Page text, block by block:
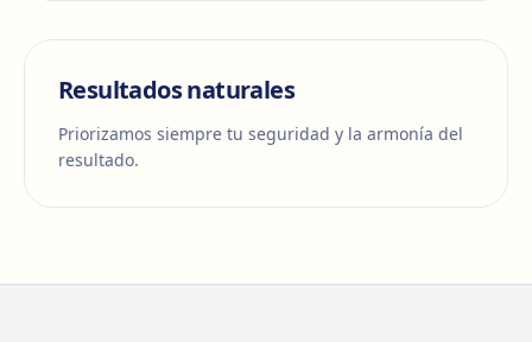
Resultados naturales
Priorizamos siempre tu seguridad y la armonía del
resultado.